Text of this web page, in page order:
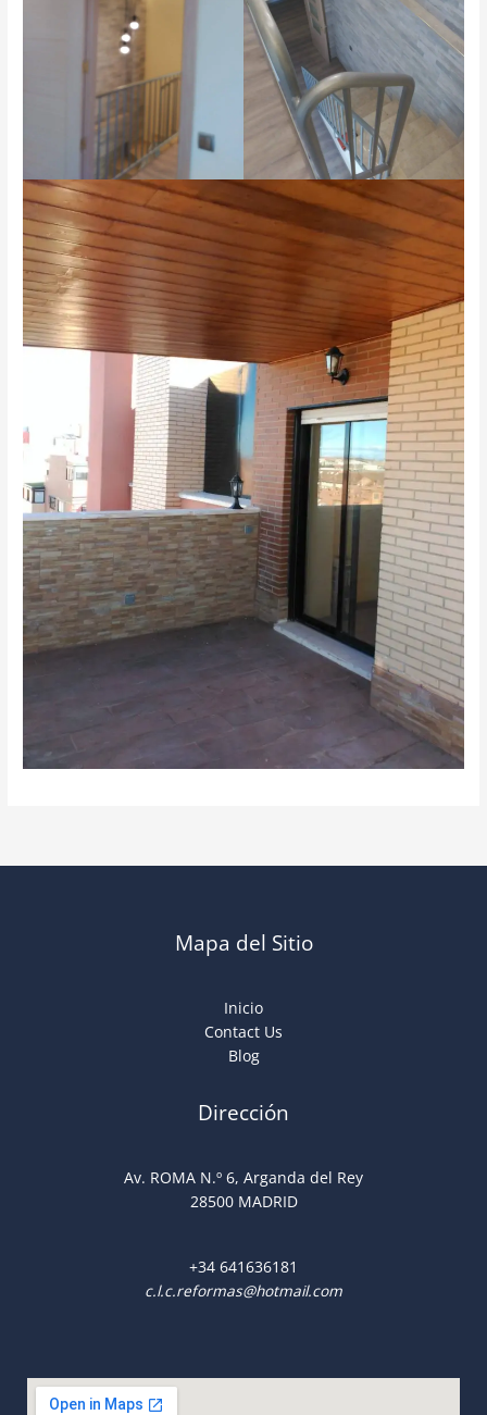
Mapa del Sitio
Inicio
Contact Us
Blog
Dirección
Av. ROMA N.º 6, Arganda del Rey
28500 MADRID
+34 641636181
c.l.c.reformas@hotmail.com